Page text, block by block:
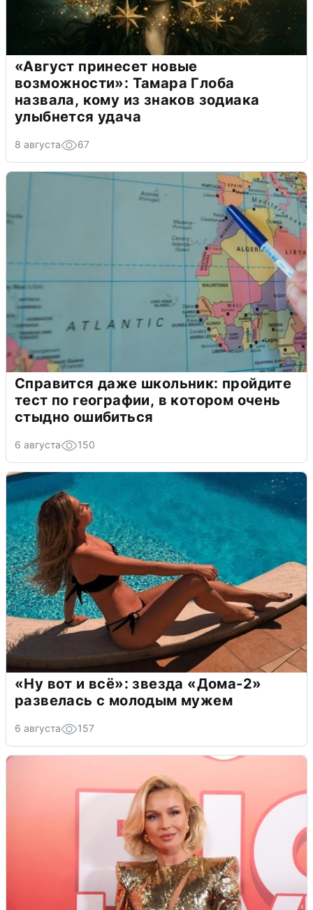
«Август принесет новые
возможности»: Тамара Глоба
назвала, кому из знаков зодиака
улыбнется удача
8 августа 67
Справится даже школьник: пройдите
тест по географии, в котором очень
стыдно ошибиться
6 августа 150
«Ну вот и всё»: звезда «Дома-2»
развелась с молодым мужем
6 августа 157